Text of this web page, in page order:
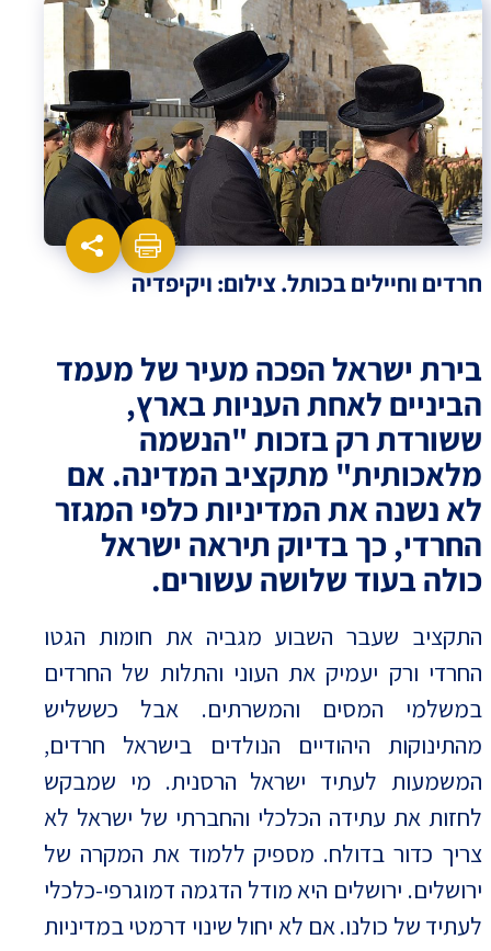
חרדים וחיילים בכותל. צילום: ויקיפדיה
בירת ישראל הפכה מעיר של מעמד
הביניים לאחת העניות בארץ,
ששורדת רק בזכות "הנשמה
מלאכותית" מתקציב המדינה. אם
לא נשנה את המדיניות כלפי המגזר
החרדי, כך בדיוק תיראה ישראל
כולה בעוד שלושה עשורים.
התקציב שעבר השבוע מגביה את חומות הגטו
החרדי ורק יעמיק את העוני והתלות של החרדים
במשלמי המסים והמשרתים. אבל כששליש
מהתינוקות היהודיים הנולדים בישראל חרדים,
המשמעות לעתיד ישראל הרסנית. מי שמבקש
לחזות את עתידה הכלכלי והחברתי של ישראל לא
צריך כדור בדולח. מספיק ללמוד את המקרה של
ירושלים. ירושלים היא מודל הדגמה דמוגרפי-כלכלי
לעתיד של כולנו. אם לא יחול שינוי דרמטי במדיניות